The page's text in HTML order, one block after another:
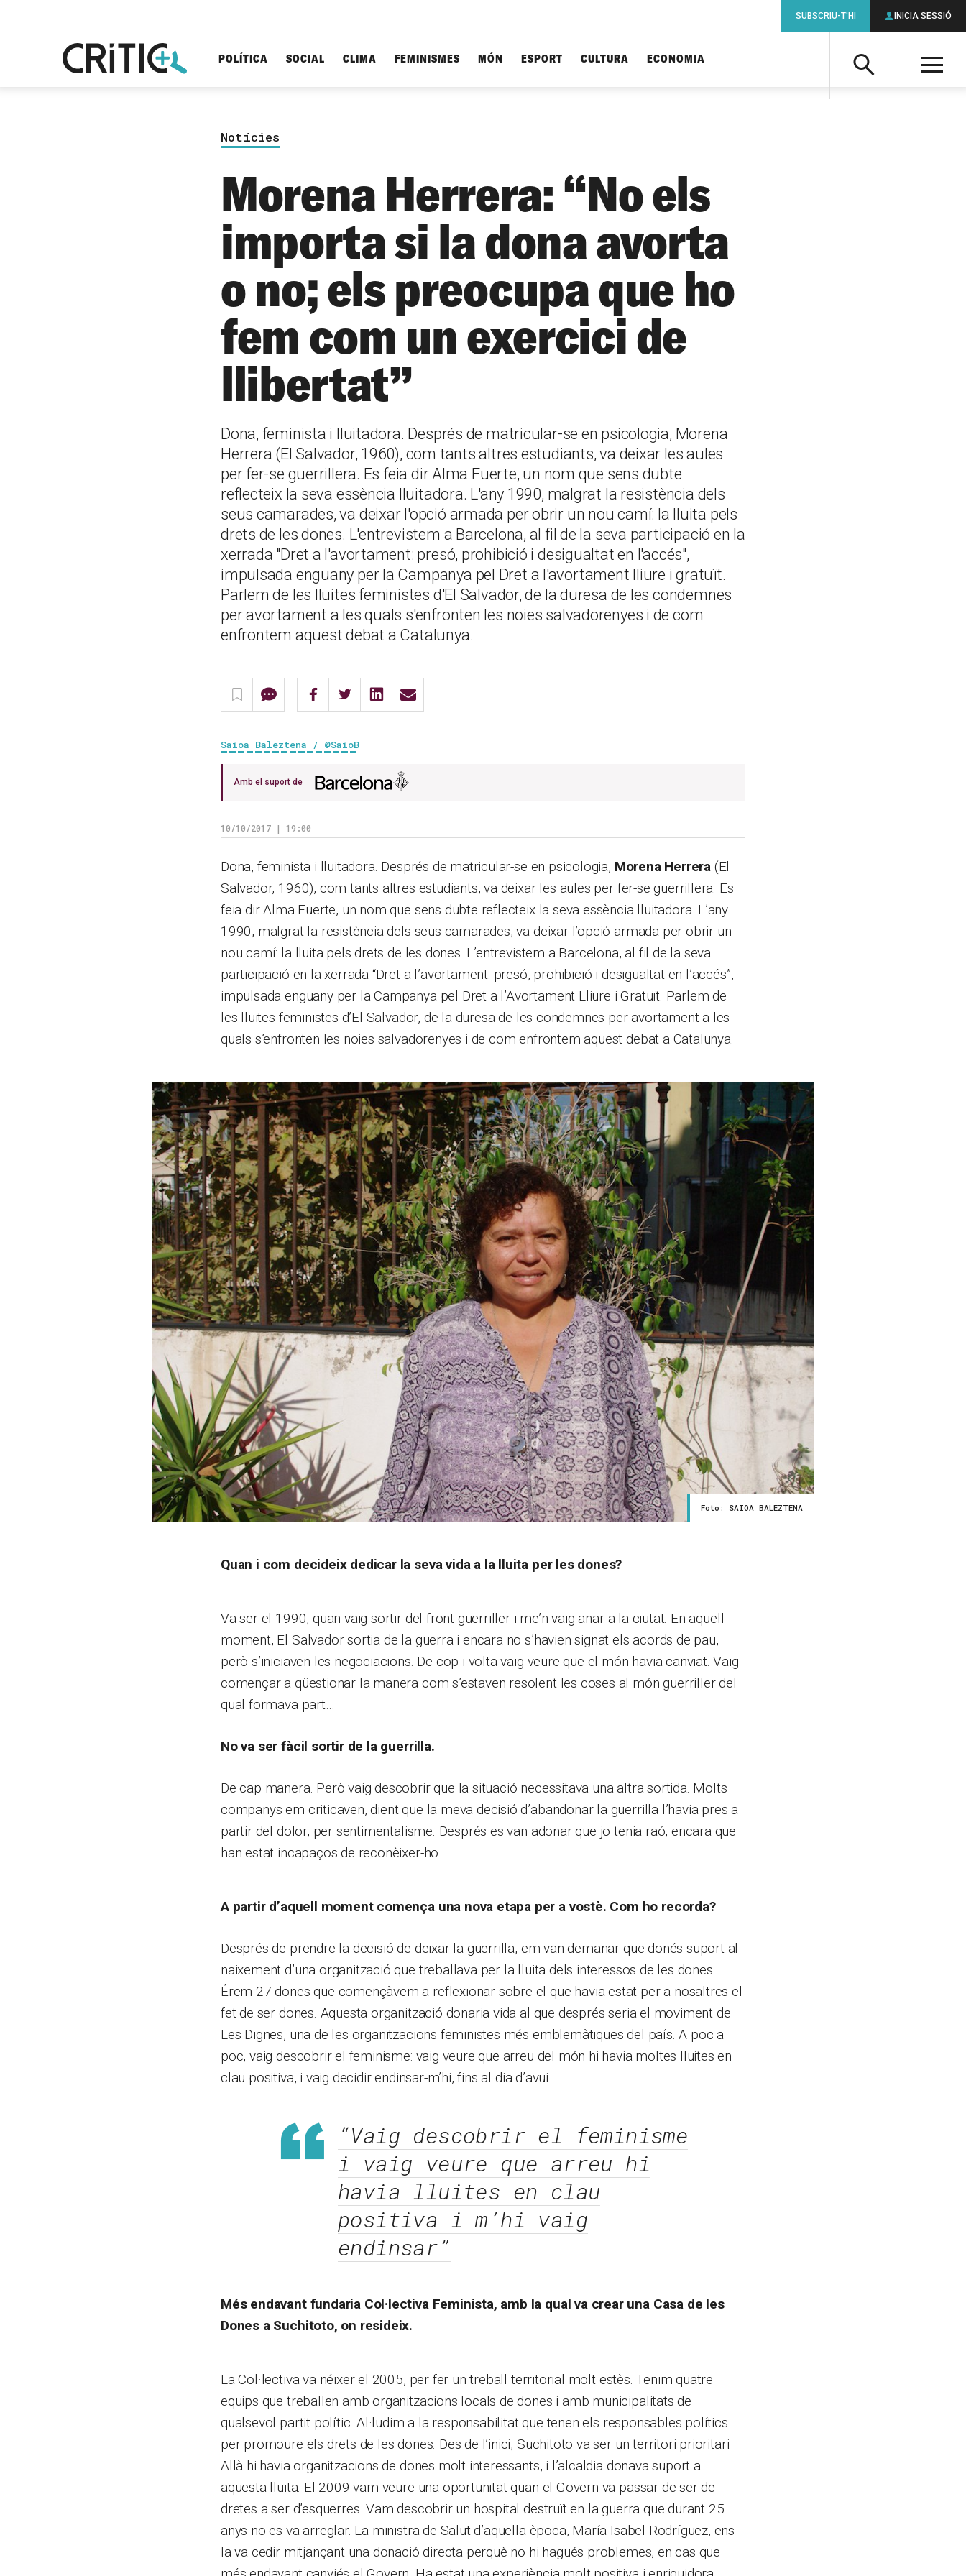
Cerca
POLÍTICA SOCIAL CLIMA FEMINISMES MÓN ESPORT CULTURA ECONOMIA
SUBSCRIU-T'HI INICIA SESSIÓ
Notícies
Morena Herrera: “No els
importa si la dona avorta
o no; els preocupa que ho
fem com un exercici de
llibertat”
Dona, feminista i lluitadora. Després de matricular-se en psicologia, Morena
Herrera (El Salvador, 1960), com tants altres estudiants, va deixar les aules
per fer-se guerrillera. Es feia dir Alma Fuerte, un nom que sens dubte
reflecteix la seva essència lluitadora. L'any 1990, malgrat la resistència dels
seus camarades, va deixar l'opció armada per obrir un nou camí: la lluita pels
drets de les dones. L'entrevistem a Barcelona, al fil de la seva participació en la
xerrada "Dret a l'avortament: presó, prohibició i desigualtat en l'accés",
impulsada enguany per la Campanya pel Dret a l'avortament lliure i gratuït.
Parlem de les lluites feministes d'El Salvador, de la duresa de les condemnes
per avortament a les quals s'enfronten les noies salvadorenyes i de com
enfrontem aquest debat a Catalunya.
Saioa Baleztena / @SaioB
Amb el suport de
10/10/2017 | 19:00
Dona, feminista i lluitadora. Després de matricular-se en psicologia, Morena Herrera (El
Salvador, 1960), com tants altres estudiants, va deixar les aules per fer-se guerrillera. Es
feia dir Alma Fuerte, un nom que sens dubte reflecteix la seva essència lluitadora. L’any
1990, malgrat la resistència dels seus camarades, va deixar l’opció armada per obrir un
nou camí: la lluita pels drets de les dones. L’entrevistem a Barcelona, al fil de la seva
participació en la xerrada “Dret a l’avortament: presó, prohibició i desigualtat en l’accés”,
impulsada enguany per la Campanya pel Dret a l’Avortament Lliure i Gratuït. Parlem de
les lluites feministes d’El Salvador, de la duresa de les condemnes per avortament a les
quals s’enfronten les noies salvadorenyes i de com enfrontem aquest debat a Catalunya.
Foto: SAIOA BALEZTENA
Quan i com decideix dedicar la seva vida a la lluita per les dones?
Va ser el 1990, quan vaig sortir del front guerriller i me’n vaig anar a la ciutat. En aquell
moment, El Salvador sortia de la guerra i encara no s’havien signat els acords de pau,
però s’iniciaven les negociacions. De cop i volta vaig veure que el món havia canviat. Vaig
començar a qüestionar la manera com s’estaven resolent les coses al món guerriller del
qual formava part…
No va ser fàcil sortir de la guerrilla.
De cap manera. Però vaig descobrir que la situació necessitava una altra sortida. Molts
companys em criticaven, dient que la meva decisió d’abandonar la guerrilla l’havia pres a
partir del dolor, per sentimentalisme. Després es van adonar que jo tenia raó, encara que
han estat incapaços de reconèixer-ho.
A partir d’aquell moment comença una nova etapa per a vostè. Com ho recorda?
Després de prendre la decisió de deixar la guerrilla, em van demanar que donés suport al
naixement d’una organització que treballava per la lluita dels interessos de les dones.
Érem 27 dones que començàvem a reflexionar sobre el que havia estat per a nosaltres el
fet de ser dones. Aquesta organització donaria vida al que després seria el moviment de
Les Dignes, una de les organitzacions feministes més emblemàtiques del país. A poc a
poc, vaig descobrir el feminisme: vaig veure que arreu del món hi havia moltes lluites en
clau positiva, i vaig decidir endinsar-m’hi, fins al dia d’avui.
“Vaig descobrir el feminisme
i vaig veure que arreu hi
havia lluites en clau
positiva i m’hi vaig
endinsar”
Més endavant fundaria Col·lectiva Feminista, amb la qual va crear una Casa de les
Dones a Suchitoto, on resideix.
La Col·lectiva va néixer el 2005, per fer un treball territorial molt estès. Tenim quatre
equips que treballen amb organitzacions locals de dones i amb municipalitats de
qualsevol partit polític. Al·ludim a la responsabilitat que tenen els responsables polítics
per promoure els drets de les dones. Des de l’inici, Suchitoto va ser un territori prioritari.
Allà hi havia organitzacions de dones molt interessants, i l’alcaldia donava suport a
aquesta lluita. El 2009 vam veure una oportunitat quan el Govern va passar de ser de
dretes a ser d’esquerres. Vam descobrir un hospital destruït en la guerra que durant 25
anys no es va arreglar. La ministra de Salut d’aquella època, María Isabel Rodríguez, ens
la va cedir mitjançant una donació directa perquè no hi hagués problemes, en cas que